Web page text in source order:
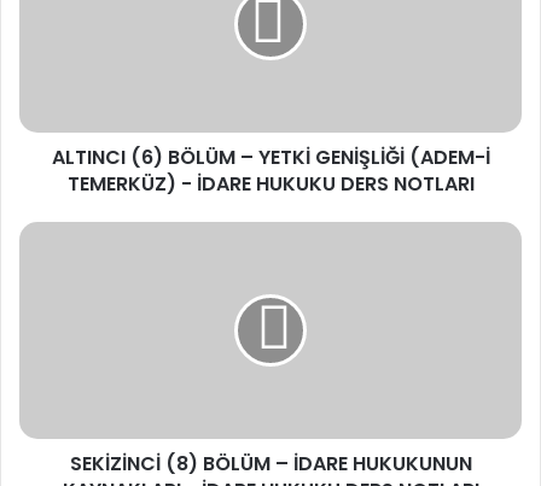
TEMERKÜZ)
DERS
ALTINCI (6) BÖLÜM – YETKİ GENİŞLİĞİ (ADEM-İ
TEMERKÜZ) - İDARE HUKUKU DERS NOTLARI
SEKİZİNCİ
İDARE
HUKUKUSEKİZİNCİ (8) BÖLÜM – İDARE HUKUKUNUN